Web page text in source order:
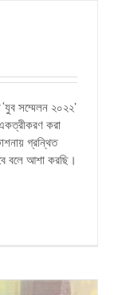
সম্মেলন ২০২২’
করা
গ্রন্থিত
বলে আশা করছি।